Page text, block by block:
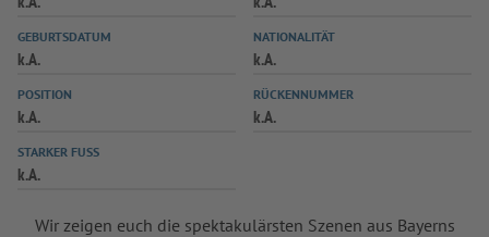
GEBURTSDATUM
k.A.
NATIONALITÄT
k.A.
POSITION
k.A.
RÜCKENNUMMER
k.A.
STARKER FUSS
k.A.
Wir zeigen euch die spektakulärsten Szenen aus Bayerns